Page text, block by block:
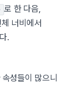
로 한 다음,
너비에서
.
성들이 많으니